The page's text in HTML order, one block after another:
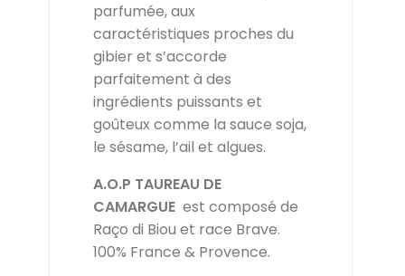
parfumée, aux
caractéristiques proches du
gibier et s’accorde
parfaitement à des
ingrédients puissants et
goûteux comme la sauce soja,
le sésame, l’ail et algues.
A.O.P TAUREAU DE
CAMARGUE est composé de
Raço di Biou et race Brave.
100% France & Provence.